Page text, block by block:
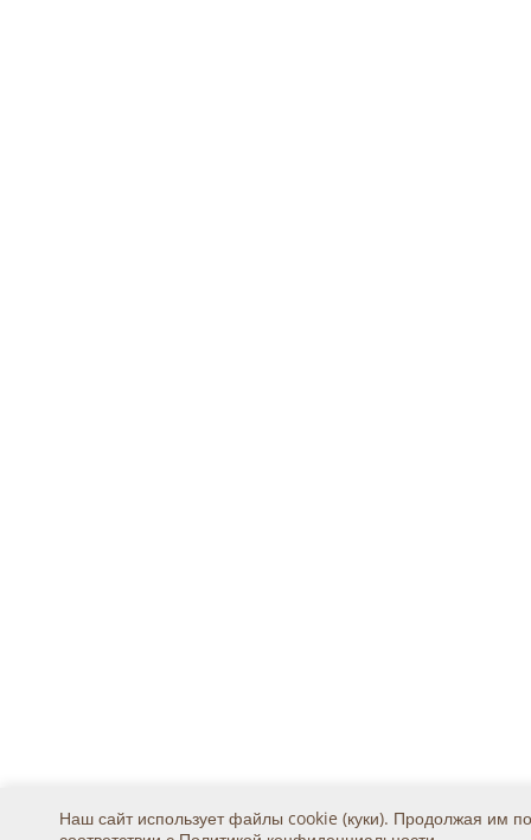
Наш сайт использует файлы cookie (куки). Продолжая им